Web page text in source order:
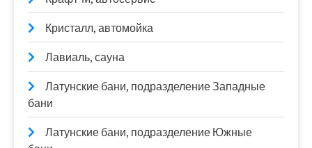
Кристалл, автомойка
Лавиаль, сауна
Латунские бани, подразделение Западные
бани
Латунские бани, подразделение Южные